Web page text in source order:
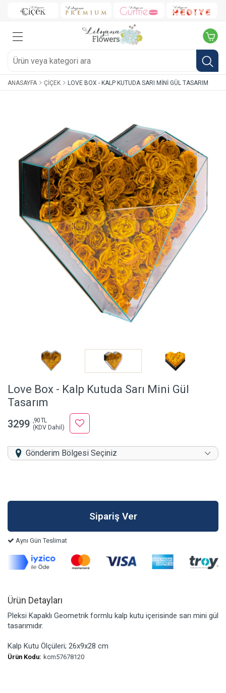
ANASAYFA ÇIÇEK LOVE BOX - KALP KUTUDA SARI MINI GÜL TASARIM
Love Box - Kalp Kutuda Sarı Mini Gül
Tasarım
3299 ,90 TL
(KDV Dahil)
Gönderim Bölgesi Seçiniz
Aynı Gün Teslimat
Ürün Detayları
Pleksi Kapaklı Geometrik formlu kalp kutu içerisinde sarı mini gül
tasarımıdır.
Kalp Kutu Ölçüleri; 26x9x28 cm
Ürün Kodu: kcm57678120